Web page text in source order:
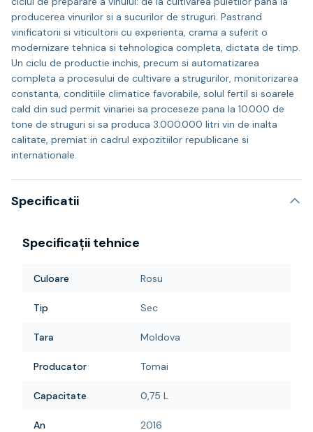
producerea vinurilor si a sucurilor de struguri. Pastrand
vinificatorii si viticultorii cu experienta, crama a suferit o
modernizare tehnica si tehnologica completa, dictata de timp.
Un ciclu de productie inchis, precum si automatizarea
completa a procesului de cultivare a strugurilor, monitorizarea
constanta, conditiile climatice favorabile, solul fertil si soarele
cald din sud permit vinariei sa proceseze pana la 10.000 de
tone de struguri si sa produca 3.000.000 litri vin de inalta
calitate, premiat in cadrul expozitiilor republicane si
internationale.
Specificatii
Specificații tehnice
Culoare Rosu
Tip Sec
Tara Moldova
Producator Tomai
Capacitate 0,75 L
An 2016